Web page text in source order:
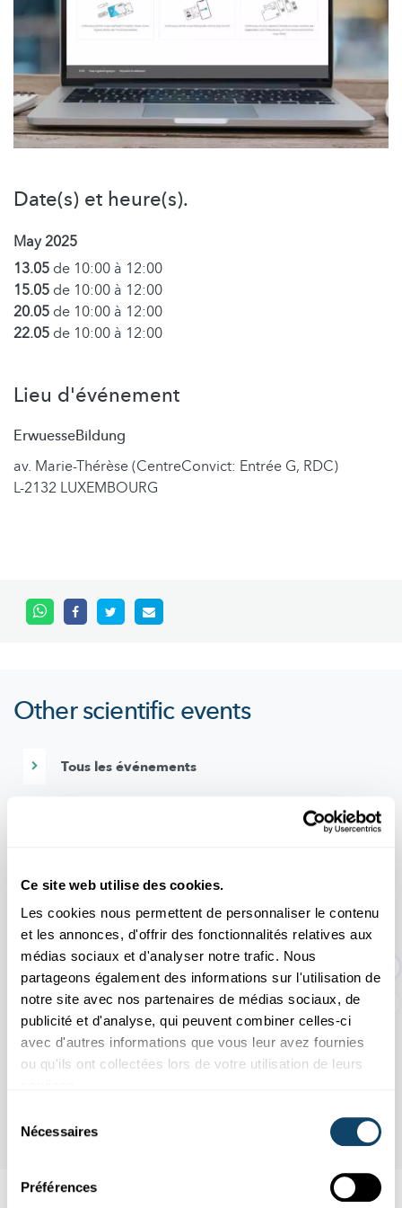
Ce site web utilise des cookies.
Les cookies nous permettent de personnaliser le contenu
et les annonces, d'offrir des fonctionnalités relatives aux
médias sociaux et d'analyser notre trafic. Nous
partageons également des informations sur l'utilisation de
notre site avec nos partenaires de médias sociaux, de
publicité et d'analyse, qui peuvent combiner celles-ci
avec d'autres informations que vous leur avez fournies
ou qu'ils ont collectées lors de votre utilisation de leurs
Nécessaires
Préférences
Date(s) et heure(s).
May 2025
13.05 de 10:00 à 12:00
15.05 de 10:00 à 12:00
20.05 de 10:00 à 12:00
22.05 de 10:00 à 12:00
Lieu d'événement
ErwuesseBildung
av. Marie-Thérèse (CentreConvict: Entrée G, RDC)
L-2132 LUXEMBOURG
Other scientific events
Tous les événements
2026
2026
EXPO TEMPORAIRE : Une histoire d'or
dur